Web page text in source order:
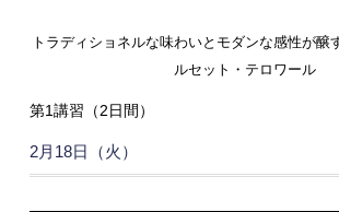
トラディショネルな味わいとモダンな感性が醸
ルセット・テロワール
第1講習（2日間）
2月18日（火）